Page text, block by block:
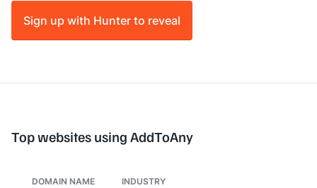
Sign up with Hunter to reveal
Top websites using AddToAny
DOMAIN NAME INDUSTRY